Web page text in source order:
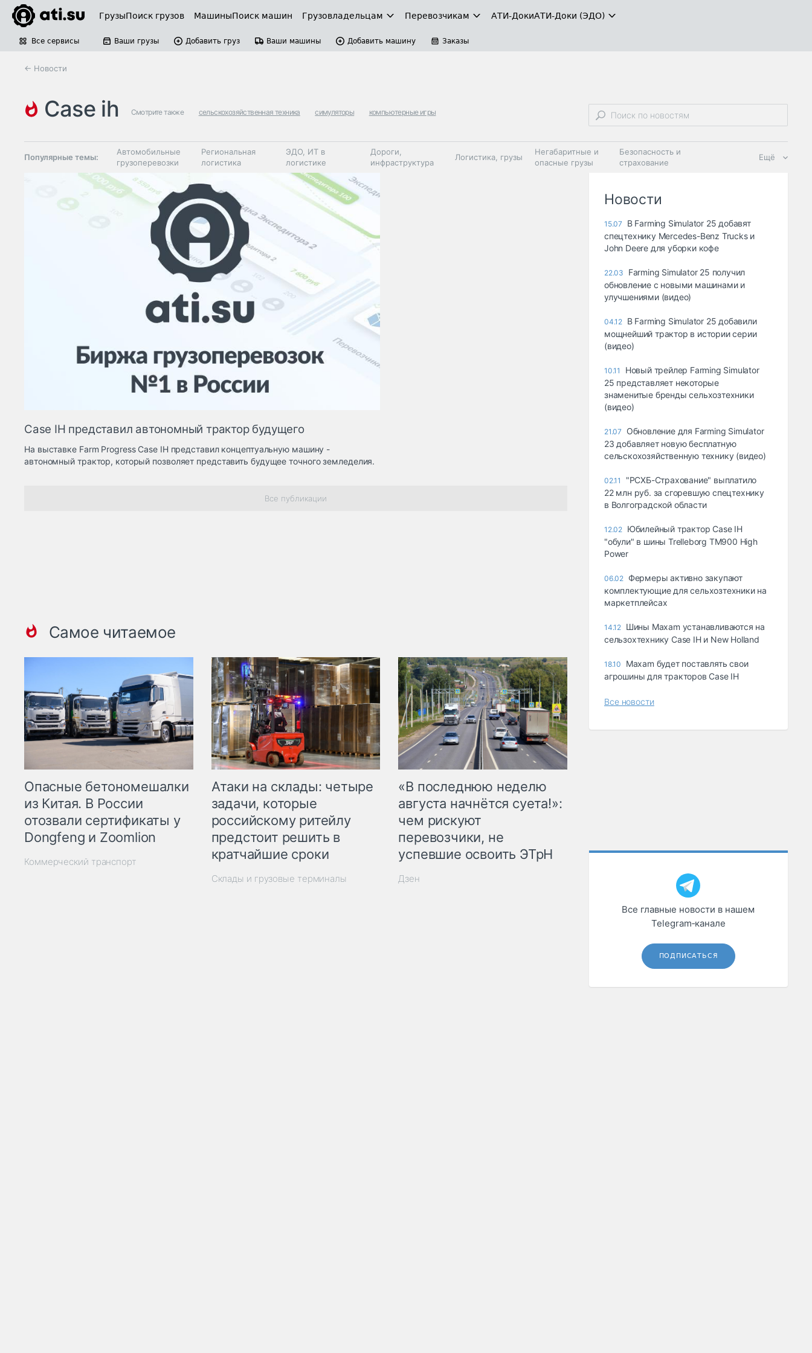
ГрузыПоиск грузов МашиныПоиск машин Грузовладельцам Перевозчикам АТИ-ДокиАТИ-Доки (ЭДО)
Все сервисы Ваши грузы Добавить груз Ваши машины Добавить машину Заказы
← Новости
case ih Смотрите также сельскохозяйственная техника симуляторы компьютерные игры
Популярные темы:
Автомобильные
грузоперевозки
Региональная
логистика
ЭДО, ИТ в
логистике
Дороги,
инфраструктура
Логистика, грузы
Негабаритные и
опасные грузы
Безопасность и
страхование
Таможня и ВЭД
грузовые
терминалы
Коммерческий
транспорт
Спецтехника
Ещё
Case IH представил автономный трактор будущего
На выставке Farm Progress Case IH представил концептуальную машину -
автономный трактор, который позволяет представить будущее точного земледелия.
Все публикации
Самое читаемое
Опасные бетономешалки
из Китая. В России
отозвали сертификаты у
Dongfeng и Zoomlion
Коммерческий транспорт
Атаки на склады: четыре
задачи, которые
российскому ритейлу
предстоит решить в
кратчайшие сроки
Склады и грузовые терминалы
«В последнюю неделю
августа начнётся суета!»:
чем рискуют
перевозчики, не
успевшие освоить ЭТрН
Дзен
Новости
15.07
В Farming Simulator 25 добавят
спецтехнику Mercedes-Benz Trucks и
John Deere для уборки кофе
22.03
Farming Simulator 25 получил
обновление с новыми машинами и
улучшениями (видео)
04.12 В Farming Simulator 25 добавили
мощнейший трактор в истории серии
(видео)
10.11
Новый трейлер Farming Simulator
25 представляет некоторые
знаменитые бренды сельхозтехники
(видео)
21.07
Обновление для Farming Simulator
23 добавляет новую бесплатную
сельскохозяйственную технику (видео)
02.11
"РСХБ-Страхование" выплатило
22 млн руб. за сгоревшую спецтехнику
в Волгоградской области
12.02 Юбилейный трактор Case IH
"обули" в шины Trelleborg TM900 High
Power
06.02 Фермеры активно закупают
комплектующие для сельхозтехники на
маркетплейсах
14.12 Шины Maxam устанавливаются на
сельзохтехнику Case IH и New Holland
18.10
Maxam будет поставлять свои
агрошины для тракторов Case IH
Все новости
Все главные новости в нашем
Telegram‑канале
ПОДПИСАТЬСЯ